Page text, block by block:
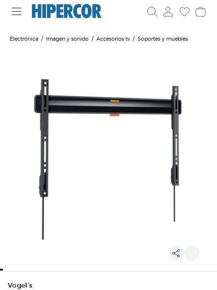
Electrónica Imagen y sonido Accesorios tv Soportes y muebles
Vogel's